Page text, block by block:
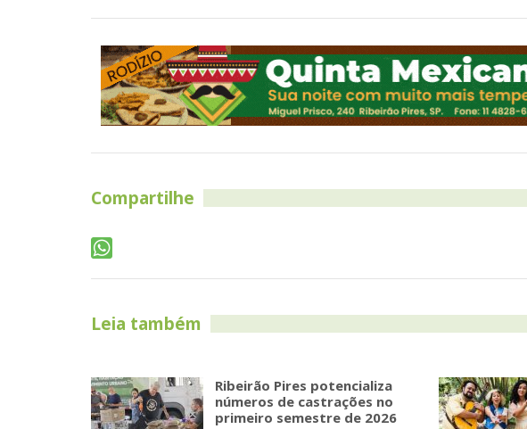
Compartilhe
Leia também
Ribeirão Pires potencializa
números de castrações no
primeiro semestre de 2026